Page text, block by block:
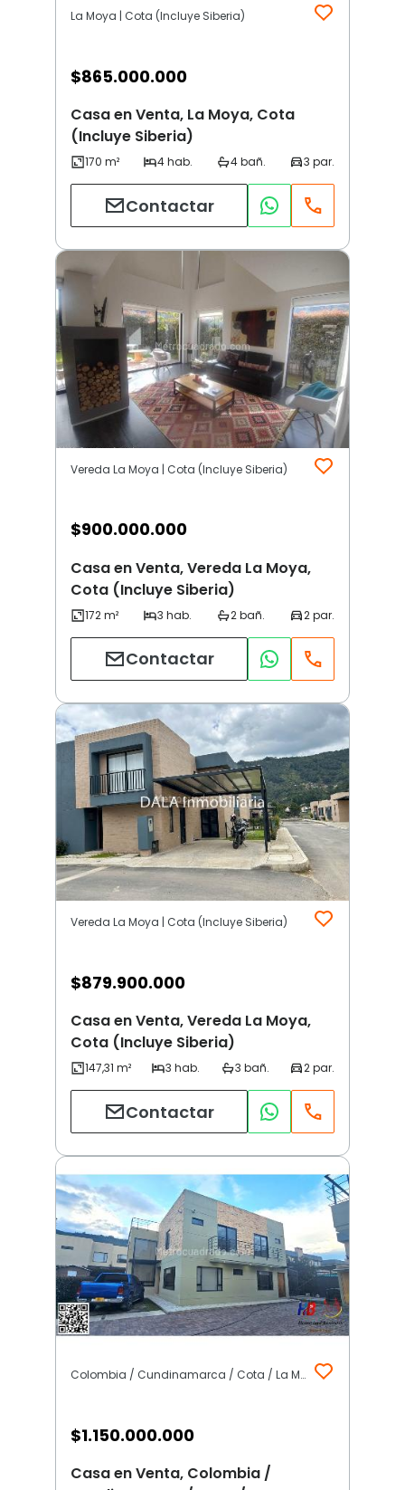
La Moya | Cota (Incluye Siberia)
$865.000.000
Casa en Venta, La Moya, Cota
(Incluye Siberia)
Contactar
Vereda La Moya | Cota (Incluye Siberia)
$900.000.000
Casa en Venta, Vereda La Moya,
Cota (Incluye Siberia)
Contactar
Vereda La Moya | Cota (Incluye Siberia)
$879.900.000
Casa en Venta, Vereda La Moya,
Cota (Incluye Siberia)
Contactar
Colombia / Cundinamarca / Cota / La Moya | Cota (Incluye Siberia)
$1.150.000.000
Casa en Venta, Colombia /